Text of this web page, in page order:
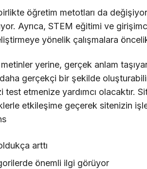
öğretim metotları da
Ayrıca, STEM eğitimi ve
yönelik çalışmalara
yerine, gerçek anlam
gerçekçi bir şekilde
etmenize yardımcı olacaktır.
etkileşime geçerek sitenizin
arttı
önemli ilgi görüyor